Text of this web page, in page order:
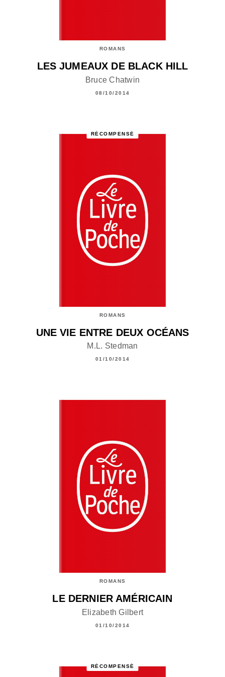
ROMANS
LES JUMEAUX DE BLACK HILL
Bruce Chatwin
08/10/2014
RÉCOMPENSÉ
ROMANS
UNE VIE ENTRE DEUX OCÉANS
M.L. Stedman
01/10/2014
ROMANS
LE DERNIER AMÉRICAIN
Elizabeth Gilbert
01/10/2014
RÉCOMPENSÉ